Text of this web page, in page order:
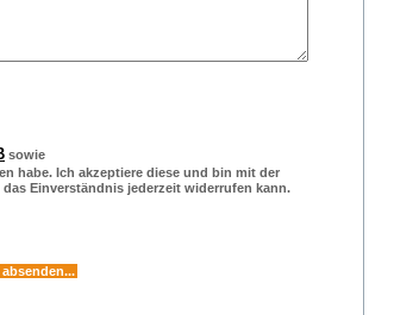
sowie
habe. Ich akzeptiere diese und bin mit der
Einverständnis jederzeit widerrufen kann.